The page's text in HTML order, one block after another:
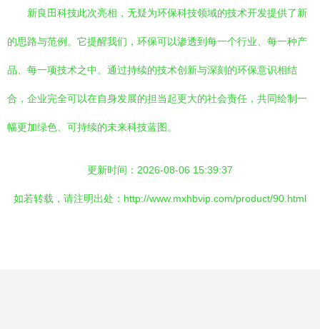
新良田科技此次亮相，无疑为环保科技领域的技术开发提供了新
的思路与范例。它提醒我们，环保可以渗透到每一个行业、每一种产
品、每一项技术之中。通过持续的技术创新与深刻的环保意识相结
合，企业完全可以在自身发展的担当起更大的社会责任，共同绘制一
幅更加绿色、可持续的未来科技蓝图。
更新时间：2026-08-06 15:39:37
如若转载，请注明出处：http://www.mxhbvip.com/product/90.html